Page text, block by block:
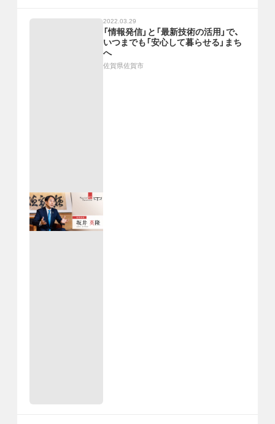
2022.03.29
「情報発信」と「最新技術の活用」で、
いつまでも「安心して暮らせる」まち
へ
佐賀県佐賀市